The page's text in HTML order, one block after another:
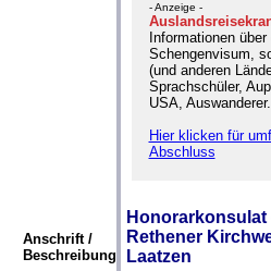
- Anzeige -
Informationen
Schengenvisum,
(und anderen
Sprachschüler,
USA,
Hier klicken für
Abschluss
Anschrift /
Beschreibung
Rethener
Laatzen